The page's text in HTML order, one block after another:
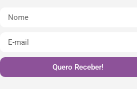
Quero Receber!